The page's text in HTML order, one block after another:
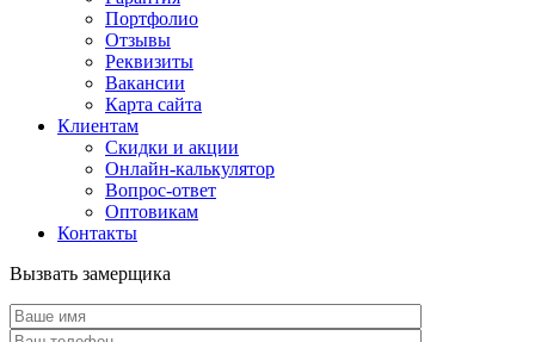
Портфолио
Отзывы
Реквизиты
Вакансии
Карта сайта
Клиентам
Скидки и акции
Онлайн-калькулятор
Вопрос-ответ
Оптовикам
Контакты
Вызвать замерщика